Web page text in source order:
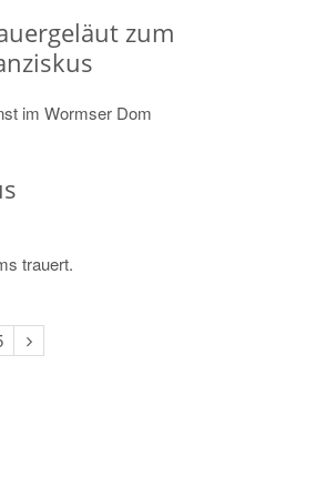
zum
im Wormser Dom
trauert.
Nächste
Seite